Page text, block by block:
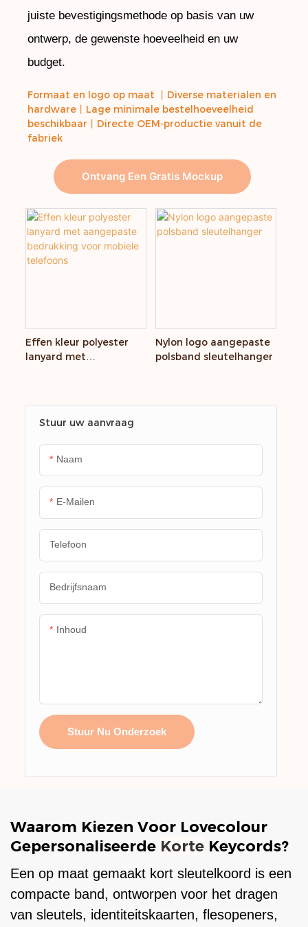
juiste bevestigingsmethode op basis van uw
ontwerp, de gewenste hoeveelheid en uw
budget.
Formaat en logo op maat 丨Diverse materialen en
hardware
Lage minimale bestelhoeveelheid
beschikbaar
Directe OEM-productie vanuit de
fabriek
Ontvang Een Gratis Mockup
Stuur uw aanvraag
Naam
E-Mailen
Telefoon
Bedrijfsnaam
Inhoud
Stuur Nu Onderzoek
Effen kleur polyester
lanyard met
Nylon logo aangepaste
polsband sleutelhanger
Waarom Kiezen Voor Lovecolour
Gepersonaliseerde Korte Keycords?
Een op maat gemaakt kort sleutelkoord is een
compacte band, ontworpen voor het dragen
van sleutels, identiteitskaarten, flesopeners,